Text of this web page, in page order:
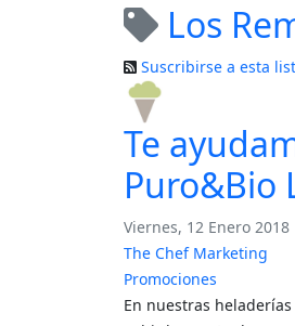
Los
Suscribirse a esta
Te
Puro&Bio
Viernes, 12 Enero 2018
The Chef Marketing
Promociones
En nuestras